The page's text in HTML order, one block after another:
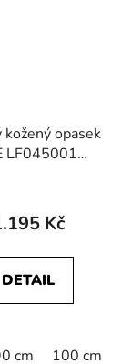
105 cm
kožený opasek
LF045001
Kč
DETAIL
cm 100 cm